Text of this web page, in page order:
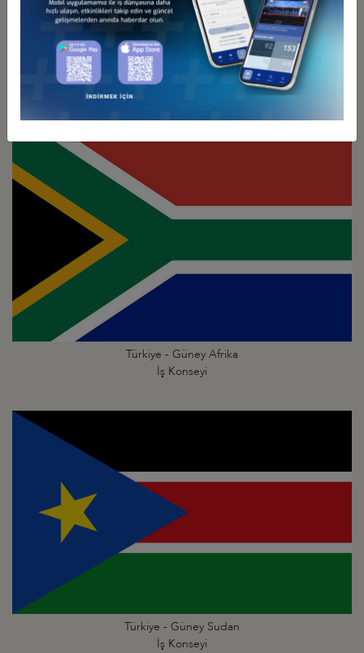
Türkiye - Gine
Türkiye - Güney Afrika
İş Konseyi
Türkiye - Güney Sudan
İş Konseyi